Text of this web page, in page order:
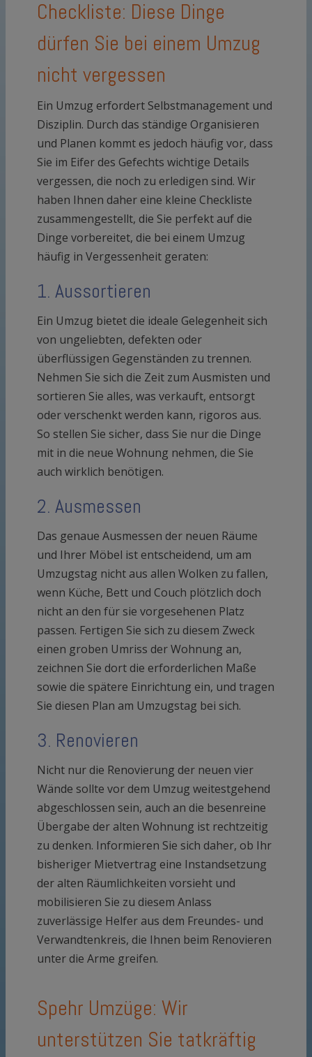
Checkliste: Diese Dinge
dürfen Sie bei einem Umzug
nicht vergessen
Ein Umzug erfordert Selbstmanagement und
Disziplin. Durch das ständige Organisieren
und Planen kommt es jedoch häufig vor, dass
Sie im Eifer des Gefechts wichtige Details
vergessen, die noch zu erledigen sind. Wir
haben Ihnen daher eine kleine Checkliste
zusammengestellt, die Sie perfekt auf die
Dinge vorbereitet, die bei einem Umzug
häufig in Vergessenheit geraten:
1. Aussortieren
Ein Umzug bietet die ideale Gelegenheit sich
von ungeliebten, defekten oder
überflüssigen Gegenständen zu trennen.
Nehmen Sie sich die Zeit zum Ausmisten und
sortieren Sie alles, was verkauft, entsorgt
oder verschenkt werden kann, rigoros aus.
So stellen Sie sicher, dass Sie nur die Dinge
mit in die neue Wohnung nehmen, die Sie
auch wirklich benötigen.
2. Ausmessen
Das genaue Ausmessen der neuen Räume
und Ihrer Möbel ist entscheidend, um am
Umzugstag nicht aus allen Wolken zu fallen,
wenn Küche, Bett und Couch plötzlich doch
nicht an den für sie vorgesehenen Platz
passen. Fertigen Sie sich zu diesem Zweck
einen groben Umriss der Wohnung an,
zeichnen Sie dort die erforderlichen Maße
sowie die spätere Einrichtung ein, und tragen
Sie diesen Plan am Umzugstag bei sich.
3. Renovieren
Nicht nur die Renovierung der neuen vier
Wände sollte vor dem Umzug weitestgehend
abgeschlossen sein, auch an die besenreine
Übergabe der alten Wohnung ist rechtzeitig
zu denken. Informieren Sie sich daher, ob Ihr
bisheriger Mietvertrag eine Instandsetzung
der alten Räumlichkeiten vorsieht und
mobilisieren Sie zu diesem Anlass
zuverlässige Helfer aus dem Freundes- und
Verwandtenkreis, die Ihnen beim Renovieren
unter die Arme greifen.
Spehr Umzüge: Wir
unterstützen Sie tatkräftig